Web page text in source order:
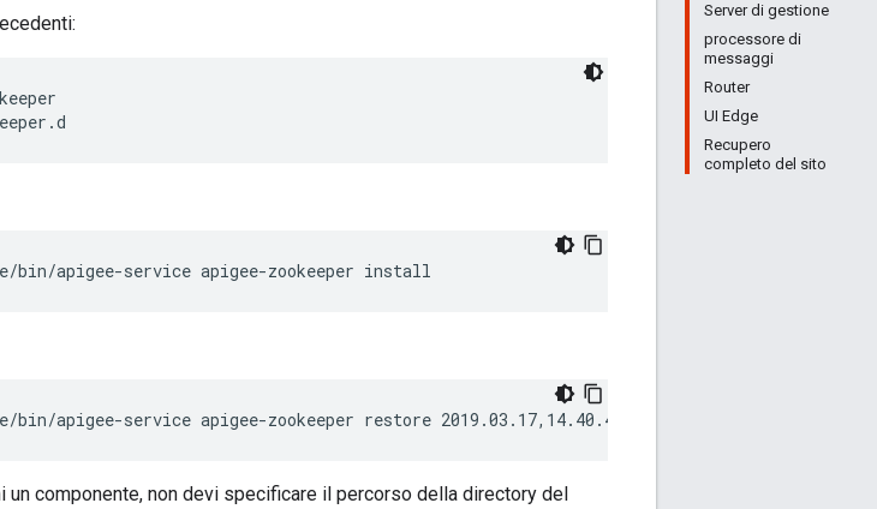
Server di gestione
processore di
messaggi
Router
UI Edge
Recupero
completo del sito
bin/apigee-service apigee-zookeeper install
apigee-service apigee-zookeeper restore 2019.03.17,14.40.41
un componente, non devi specificare il percorso della directory del